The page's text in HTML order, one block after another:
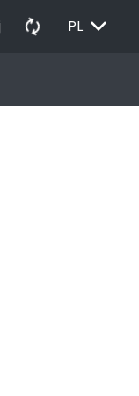
autorenew PL EXPAND_MORE